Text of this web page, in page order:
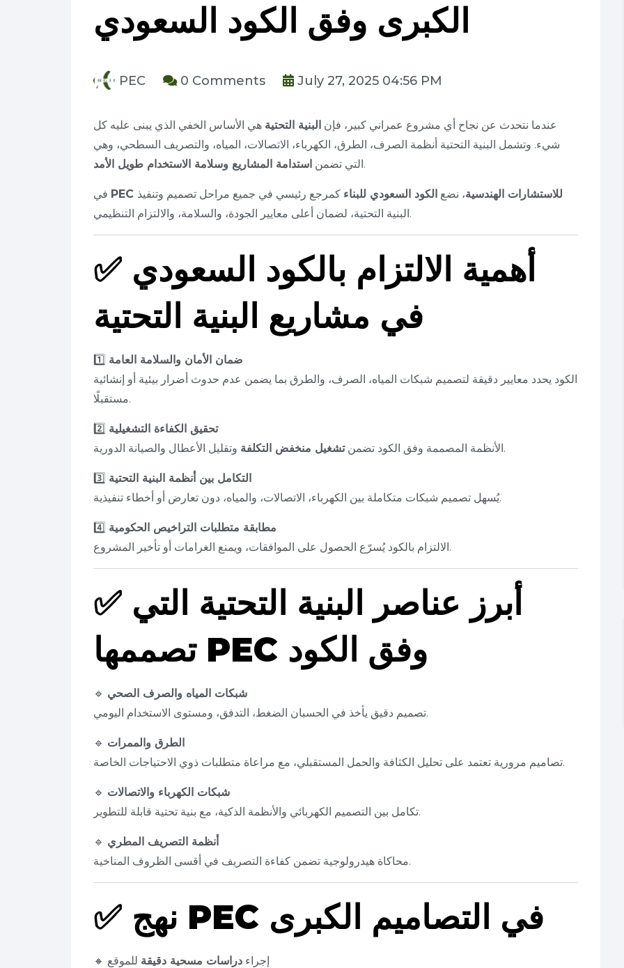
الكبرى وفق الكود السعودي
PEC 0 Comments July 27, 2025 04:56 PM
عندما نتحدث عن نجاح أي مشروع عمراني كبير، فإن البنية التحتية هي الأساس الخفي الذي يبنى عليه كل
شيء. وتشمل البنية التحتية أنظمة الصرف، الطرق، الكهرباء، الاتصالات، المياه، والتصريف السطحي، وهي
التي تضمن استدامة المشاريع وسلامة الاستخدام طويل الأمد .
PEC للاستشارات الهندسية، نضع الكود السعودي للبناء كمرجع رئيسي في جميع مراحل تصميم وتنفيذ
البنية التحتية، لضمان أعلى معايير الجودة، والسلامة، والالتزام التنظيمي.
✅ أهمية الالتزام بالكود السعودي
في مشاريع البنية التحتية
1️⃣ ضمان الأمان والسلامة العامة
الكود يحدد معايير دقيقة لتصميم شبكات المياه، الصرف، والطرق بما يضمن عدم حدوث أضرار بيئية أو إنشائية
مستقبلًا.
2️⃣ تحقيق الكفاءة التشغيلية
الأنظمة المصممة وفق الكود تضمنتشغيل منخفض التكلفة وتقليل الأعطال والصيانة الدورية.
3️⃣ التكامل بين أنظمة البنية التحتية
يُسهل تصميم شبكات متكاملة بين الكهرباء، الاتصالات، والمياه، دون تعارض أو أخطاء تنفيذية.
4️⃣ مطابقة متطلبات التراخيص الحكومية
الالتزام بالكود يُسرّع الحصول على الموافقات، ويمنع الغرامات أو تأخير المشروع.
✅ أبرز عناصر البنية التحتية التي
تصممها PEC وفق الكود
🔹 شبكات المياه والصرف الصحي
تصميم دقيق يأخذ في الحسبان الضغط، التدفق، ومستوى الاستخدام اليومي.
🔹 الطرق والممرات
تصاميم مرورية تعتمد على تحليل الكثافة والحمل المستقبلي، مع مراعاة متطلبات ذوي الاحتياجات الخاصة.
🔹 شبكات الكهرباء والاتصالات
تكامل بين التصميم الكهربائي والأنظمة الذكية، مع بنية تحتية قابلة للتطوير.
🔹 أنظمة التصريف المطري
محاكاة هيدرولوجية تضمن كفاءة التصريف في أقسى الظروف المناخية.
✅ نهج PEC في التصاميم الكبرى
🔸 إجراء دراسات مسحية دقيقة للموقع